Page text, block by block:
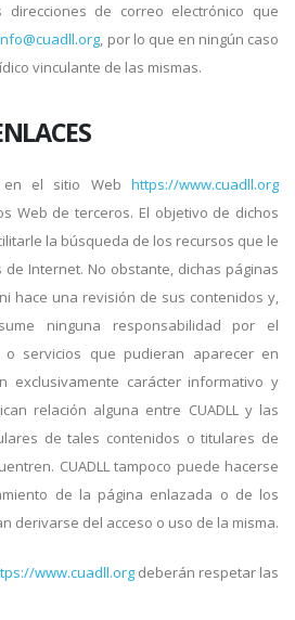
de correo electrónico que
, por lo que en ningún caso
vinculante de las mismas.
en el sitio Web https://www.cuadll.org
Web de terceros. El objetivo de dichos
la búsqueda de los recursos que le
Internet. No obstante, dichas páginas
hace una revisión de sus contenidos y,
ninguna responsabilidad por el
o servicios que pudieran aparecer en
exclusivamente carácter informativo y
relación alguna entre CUADLL y las
de tales contenidos o titulares de
CUADLL tampoco puede hacerse
de la página enlazada o de los
derivarse del acceso o uso de la misma.
www.cuadll.orgdeberán respetar las